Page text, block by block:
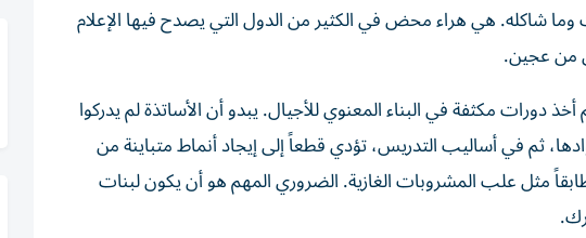
وما شاكله. هي هراء محض في الكثير من الدول التي يصدح فيها الإعلام
من عجين.
مكثفة في البناء المعنوي للأجيال. يبدو أن الأساتذة لم يدركوا
ثم في أساليب التدريس، تؤدي قطعاً إلى إيجاد أنماط متباينة من
مثل علب المشروبات الغازية. الضروري المهم هو أن يكون لبنات